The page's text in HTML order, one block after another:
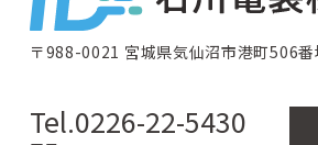
〒988-0021 宮城県気仙沼市港町506番
Tel.0226-22-5430